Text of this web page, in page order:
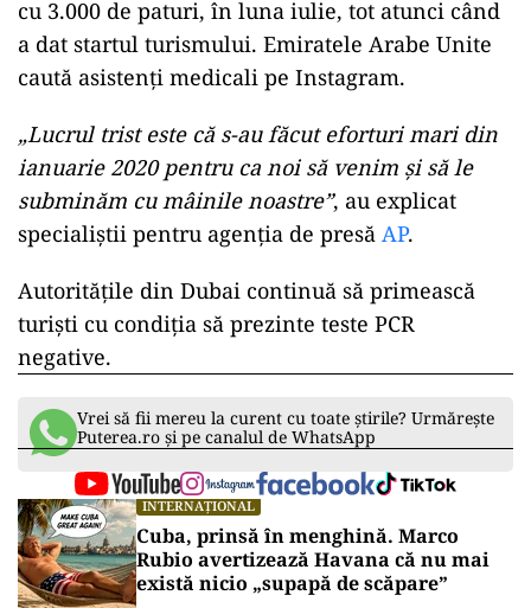
cu 3.000 de paturi, în luna iulie, tot atunci când
a dat startul turismului. Emiratele Arabe Unite
caută asistenți medicali pe Instagram.
„Lucrul trist este că s-au făcut eforturi mari din
ianuarie 2020 pentru ca noi să venim și să le
subminăm cu mâinile noastre”, au explicat
specialiștii pentru agenția de presă AP.
Autoritățile din Dubai continuă să primească
turiști cu condiția să prezinte teste PCR
negative.
Vrei să fii mereu la curent cu toate știrile? Urmărește
Puterea.ro și pe canalul de WhatsApp
INTERNAȚIONAL
Cuba, prinsă în menghină. Marco
Rubio avertizează Havana că nu mai
există nicio „supapă de scăpare”